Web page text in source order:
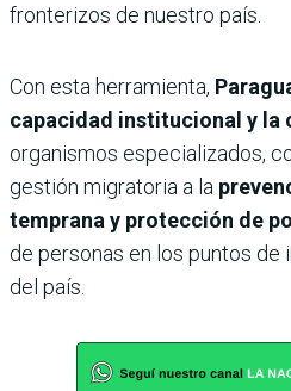
fronterizos de nuestro país.
Con esta herramienta,
capacidad institucional y la
organismos especializados,
gestión migratoria a la
temprana y protección de
de personas en los puntos de
del país.